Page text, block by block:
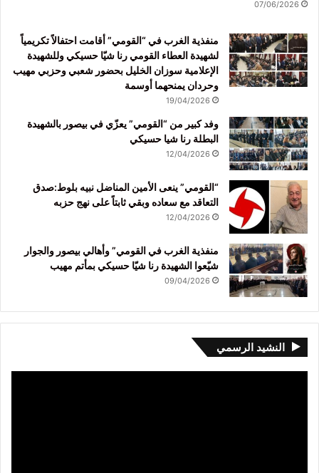
07/06/2026
منفذية الغرب في “القومي” أقامت احتفالاً تكريمياً
لشهيدة العطاء القومي رنا شيّا حسيكي وللشهيدة
الإعلامية سوزان الخليل بحضور شعبي وحزبي مهيب
وحردان يمنحهما أوسمة
19/04/2026
وفد كبير من “القومي” يعزّي في بيصور بالشهيدة
البطلة رنا شيا حسيكي
12/04/2026
“القومي” ينعى الأمين المناضل نبيه بلوط:صدق
التعاقد مع سعاده وبقي ثابتاً على نهج حزبه
12/04/2026
منفذية الغرب في القومي” وأهالي بيصور والجوار
شيّعوا الشهيدة رنا شيّا حسيكي بمأتم مهيب
09/04/2026
النشيد الرسمي